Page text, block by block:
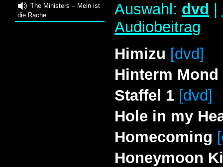
The Ministers – Mein ist
die Rache
Auswahl: dvd
Audiobeitrag
Himizu [dvd]
Hinterm
Staffel 1 [dvd]
Hole in my
Homecoming
Honeymoon